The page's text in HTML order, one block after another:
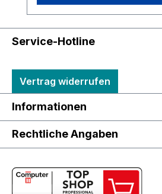
Service-Hotline
Vertrag widerrufen
Informationen
Rechtliche Angaben